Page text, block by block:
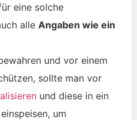
eine solche
alle Angaben wie ein
und vor einem
sollte man vor
und diese in ein
um